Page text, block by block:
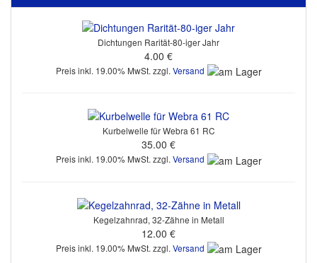
Dichtungen Rarität-80-iger Jahr
4.00 €
Preis inkl. 19.00% MwSt. zzgl. Versand
Kurbelwelle für Webra 61 RC
35.00 €
Preis inkl. 19.00% MwSt. zzgl. Versand
Kegelzahnrad, 32-Zähne in Metall
12.00 €
Preis inkl. 19.00% MwSt. zzgl. Versand